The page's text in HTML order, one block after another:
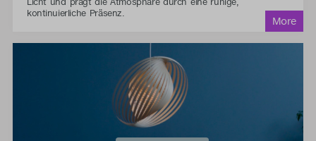
kontinuierliche Präsenz.